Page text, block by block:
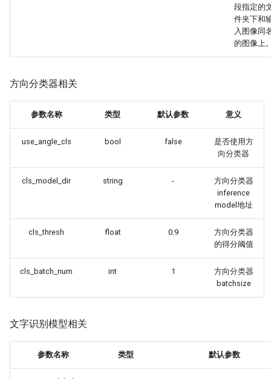
段指定的
件夹下和
入图像同
的图像上
方向分类器相关
参数名称 类型 默认参数 意义
use_angle_cls bool false
是否使用方
向分类器
cls_model_dir string -
方向分类器
inference
model地址
cls_thresh float 0.9
方向分类器
的得分阈值
cls_batch_num int 1
方向分类器
batchsize
文字识别模型相关
参数名称 类型 默认参数